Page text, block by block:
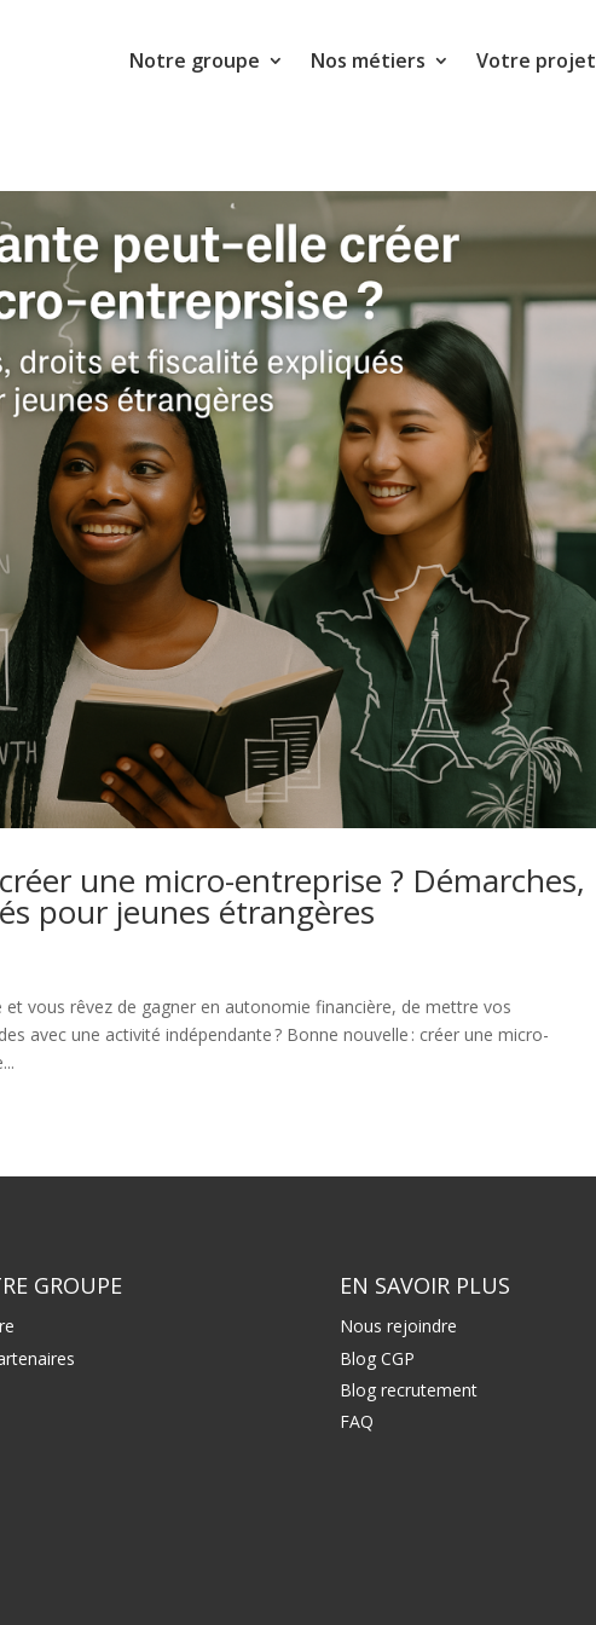
Notre groupe Nos métiers Votre projet
une micro-entreprise ? Démarches,
pour jeunes étrangères
vous rêvez de gagner en autonomie financière, de mettre vos
avec une activité indépendante ? Bonne nouvelle : créer une micro-
GROUPE EN SAVOIR PLUS
Nous rejoindre
Blog CGP
Blog recrutement
FAQ